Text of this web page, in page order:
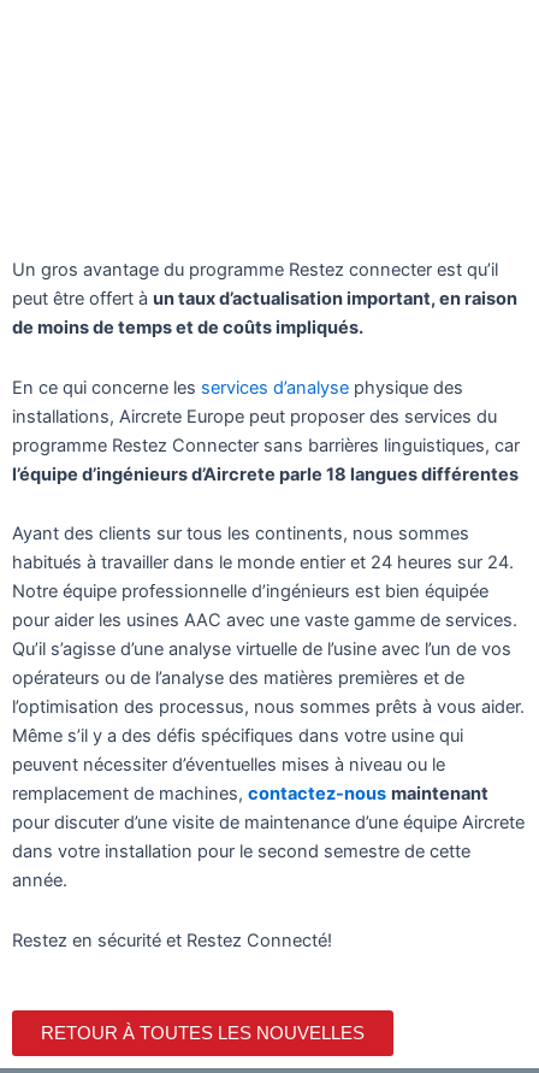
Un gros avantage du programme Restez connecter est qu’il
peut être offert à un taux d’actualisation important, en raison
de moins de temps et de coûts impliqués.
En ce qui concerne les services d’analyse physique des
installations, Aircrete Europe peut proposer des services du
programme Restez Connecter sans barrières linguistiques, car
l’équipe d’ingénieurs d’Aircrete parle 18 langues différentes
Ayant des clients sur tous les continents, nous sommes
habitués à travailler dans le monde entier et 24 heures sur 24.
Notre équipe professionnelle d’ingénieurs est bien équipée
pour aider les usines AAC avec une vaste gamme de services.
Qu’il s’agisse d’une analyse virtuelle de l’usine avec l’un de vos
opérateurs ou de l’analyse des matières premières et de
l’optimisation des processus, nous sommes prêts à vous aider.
Même s’il y a des défis spécifiques dans votre usine qui
peuvent nécessiter d’éventuelles mises à niveau ou le
remplacement de machines, contactez-nous maintenant
pour discuter d’une visite de maintenance d’une équipe Aircrete
dans votre installation pour le second semestre de cette
année.
Restez en sécurité et Restez Connecté!
RETOUR À TOUTES LES NOUVELLES